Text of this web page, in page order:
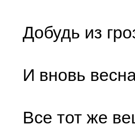
Добудь из
И вновь
Все тот же